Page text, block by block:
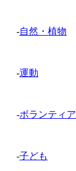
-自然・植物
-運動
-ボランティア
-子ども